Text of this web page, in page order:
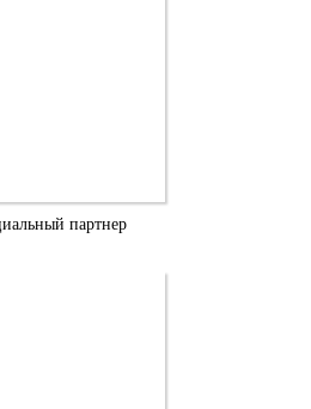
партнер